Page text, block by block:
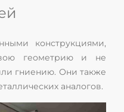
конструкциями,
геометрию и не
гниению. Они также
аналогов.